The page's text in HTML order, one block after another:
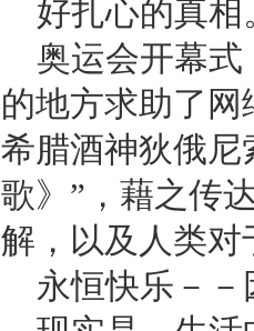
好扎心的真相
奥运会开幕
的地方求助了网
希腊酒神狄俄
歌》”，藉之传
解，以及人类对
永恒快乐－